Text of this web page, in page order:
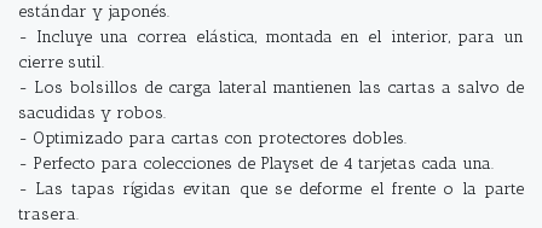
estándar y japonés.
- Incluye una correa elástica, montada en el interior, para un
cierre sutil.
- Los bolsillos de carga lateral mantienen las cartas a salvo de
sacudidas y robos.
- Optimizado para cartas con protectores dobles.
- Perfecto para colecciones de Playset de 4 tarjetas cada una.
- Las tapas rígidas evitan que se deforme el frente o la parte
trasera.